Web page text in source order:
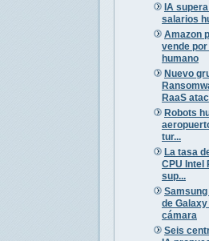
IA
salarios
Amazon
vende
humano
Nuevo
RaaS
Robots
tur...
La tasa
CPU Intel
sup...
de
cámara
Seis